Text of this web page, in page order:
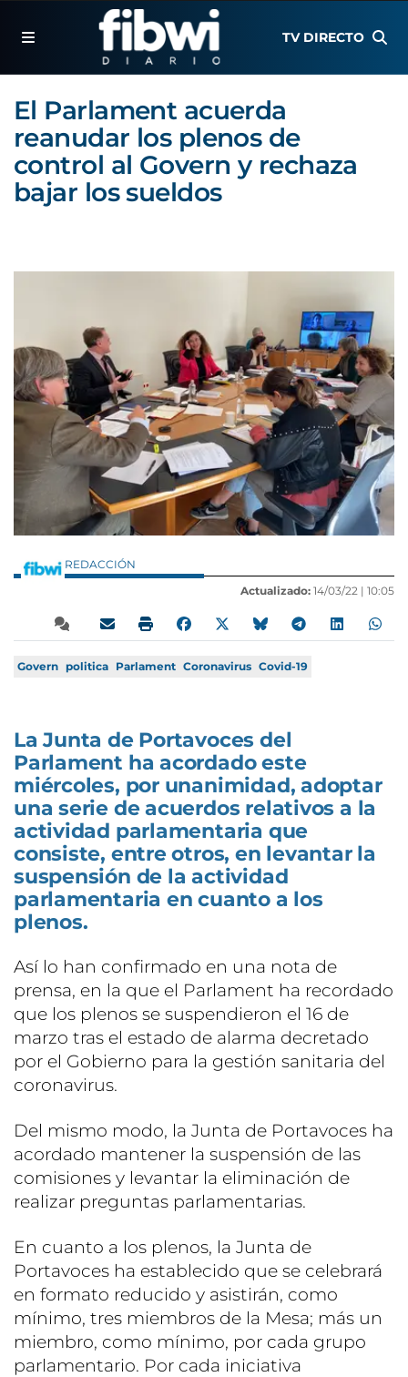
TV DIRECTO
El Parlament acuerda
reanudar los plenos de
control al Govern y rechaza
bajar los sueldos
REDACCIÓN
Actualizado: 14/03/22 | 10:05
Govern politica Parlament Coronavirus Covid-19
La Junta de Portavoces del
Parlament ha acordado este
miércoles, por unanimidad, adoptar
una serie de acuerdos relativos a la
actividad parlamentaria que
consiste, entre otros, en levantar la
suspensión de la actividad
parlamentaria en cuanto a los
plenos.
Así lo han confirmado en una nota de
prensa, en la que el Parlament ha recordado
que los plenos se suspendieron el 16 de
marzo tras el estado de alarma decretado
por el Gobierno para la gestión sanitaria del
coronavirus.
Del mismo modo, la Junta de Portavoces ha
acordado mantener la suspensión de las
comisiones y levantar la eliminación de
realizar preguntas parlamentarias.
En cuanto a los plenos, la Junta de
Portavoces ha establecido que se celebrará
en formato reducido y asistirán, como
mínimo, tres miembros de la Mesa; más un
miembro, como mínimo, por cada grupo
parlamentario. Por cada iniciativa